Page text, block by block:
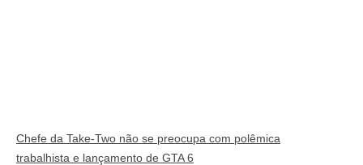
Chefe da Take-Two não se preocupa com polêmica
trabalhista e lançamento de GTA 6